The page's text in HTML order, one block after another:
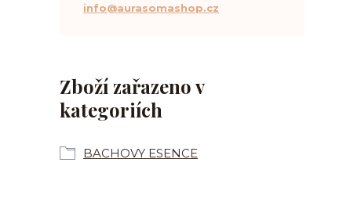
Zboží zařazeno v
kategoriích
BACHOVY ESENCE
info@aurasomashop.cz